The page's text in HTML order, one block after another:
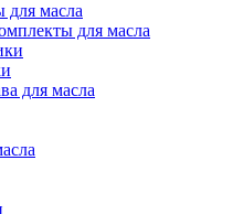
для масла
для масла
для масла